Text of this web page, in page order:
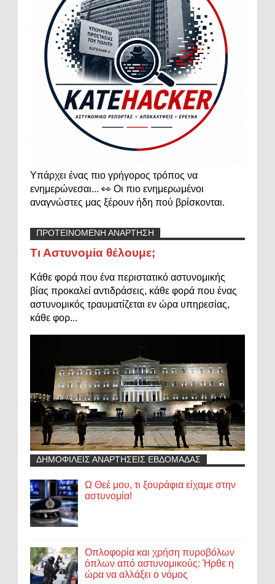
Υπάρχει ένας πιο γρήγορος τρόπος να
ενημερώνεσαι... 👀 Οι πιο ενημερωμένοι
αναγνώστες μας ξέρουν ήδη πού βρίσκονται.
ΠΡΟΤΕΙΝΟΜΕΝΗ ΑΝΑΡΤΗΣΗ
Τι Αστυνομία θέλουμε;
Κάθε φορά που ένα περιστατικό αστυνομικής
βίας προκαλεί αντιδράσεις, κάθε φορά που ένας
αστυνομικός τραυματίζεται εν ώρα υπηρεσίας,
κάθε φορ...
ΔΗΜΟΦΙΛΕΙΣ ΑΝΑΡΤΗΣΕΙΣ ΕΒΔΟΜΑΔΑΣ
Ω Θεέ μου, τι ξουράφια είχαμε στην
αστυνομία!
Οπλοφορία και χρήση πυροβόλων
όπλων από αστυνομικούς: Ήρθε η
ώρα να αλλάξει ο νόμος